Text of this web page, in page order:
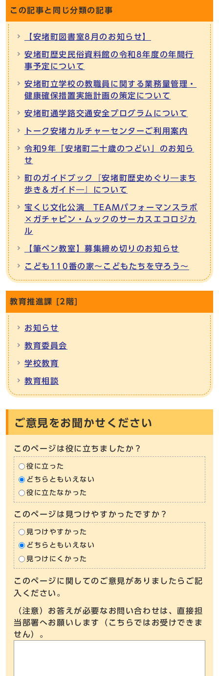
この記事と同じ分類の記事
【安堵町図書室8月のお知らせ】
安堵町歴史民俗資料館の令和8年度の年間行
事予定について
安堵町立学校の教職員に関する業務量管理・
健康確保措置実施計画の策定について
安堵町通学路交通安全プログラムについて
トーク安堵カルチャーセンターご利用案内
令和9年「安堵町二十歳のつどい」のお知ら
せ
町のガイドブック『安堵町歴史めぐり―まち
歩き＆ガイド―』について
宝くじ文化公演 TEAMパフォーマンスラボ
×ガチャピン・ムックのサーカスエコロジカ
ル
【筆ペン教室】募集締め切りのお知らせ
こども110番の家～こどもたちを守ろう～
教育推進課 [2階]
お知らせ
教育委員会
学校教育
教育相談
ご意見をお聞かせください
このページは役に立ちましたか？
役に立った
どちらともいえない
役に立たなかった
このページは見つけやすかったですか？
見つけやすかった
どちらともいえない
見つけにくかった
このページに関してのご意見がありましたらご記
入ください。
（注意）お答えが必要なお問い合わせは、直接担
当部署へお願いします（こちらではお受けできま
せん）。